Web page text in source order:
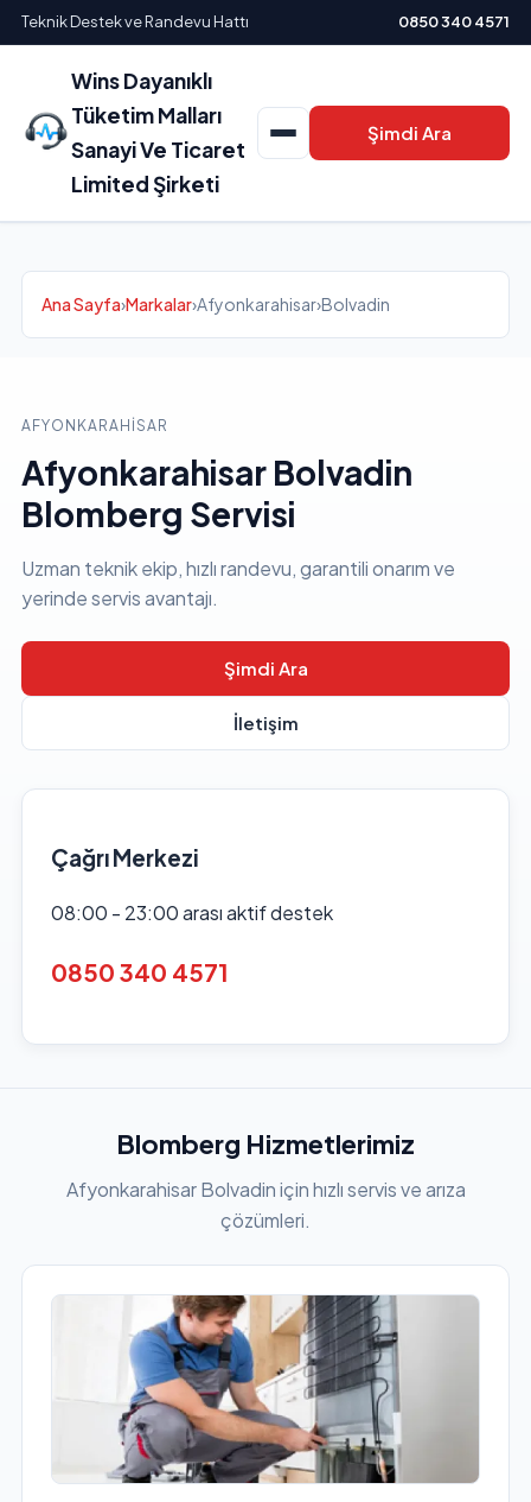
Teknik Destek ve Randevu Hattı 0850 340 4571
Wins Dayanıklı
Tüketim Malları
Sanayi Ve Ticaret
Limited Şirketi
Şimdi Ara
Ana Sayfa›Markalar›Afyonkarahisar›Bolvadin
AFYONKARAHISAR
Afyonkarahisar Bolvadin
Blomberg Servisi
Uzman teknik ekip, hızlı randevu, garantili onarım ve
yerinde servis avantajı.
Şimdi Ara
İletişim
Çağrı Merkezi
08:00 - 23:00 arası aktif destek
0850 340 4571
Blomberg Hizmetlerimiz
Afyonkarahisar Bolvadin için hızlı servis ve arıza
çözümleri.